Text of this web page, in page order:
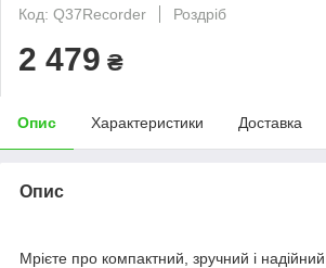
Код: Q37Recorder
Роздріб
2 479 ₴
Опис Характеристики Доставка
Опис
Мрієте про компактний, зручний і